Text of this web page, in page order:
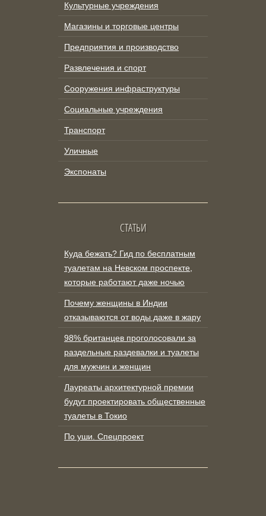
Культурные учреждения
Магазины и торговые центры
Предприятия и производство
Развлечения и спорт
Сооружения инфраструктуры
Социальные учреждения
Транспорт
Уличные
Экспонаты
СТАТЬИ
Куда бежать? Гид по бесплатным
туалетам на Невском проспекте,
которые работают даже ночью
Почему женщины в Индии
отказываются от воды даже в жару
98% британцев проголосовали за
раздельные раздевалки и туалеты
для мужчин и женщин
Лауреаты архитектурной премии
будут проектировать общественные
туалеты в Токио
По уши. Спецпроект